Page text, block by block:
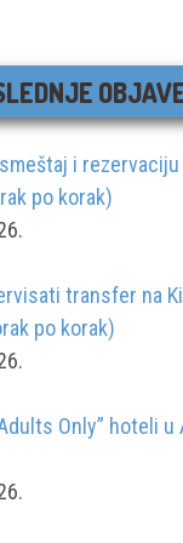
i rezervaciju
po korak)
transfer na
po korak)
Only” hoteli u